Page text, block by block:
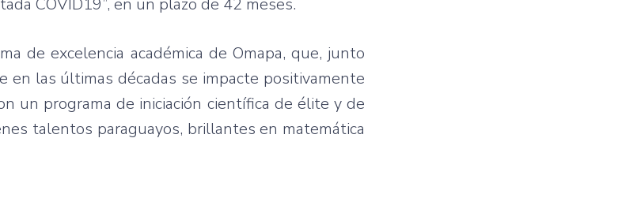
de excelencia académica de Omapa, que, junto
en las últimas décadas se impacte positivamente
un programa de iniciación científica de élite y de
talentos paraguayos, brillantes en matemática